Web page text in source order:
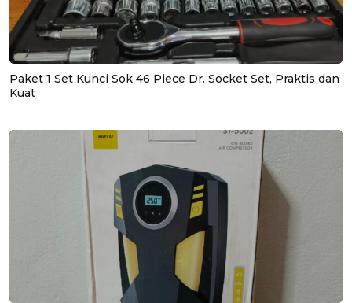
Paket 1 Set Kunci Sok 46 Piece Dr. Socket Set, Praktis dan
Kuat